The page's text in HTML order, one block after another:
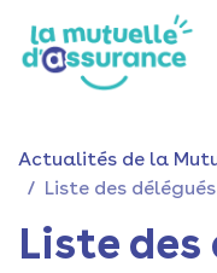
Se rendre au contenu
Actualités de la
Liste des
Liste des